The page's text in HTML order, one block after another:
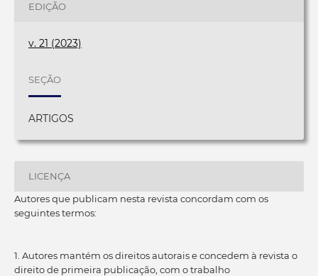
EDIÇÃO
v. 21 (2023)
SEÇÃO
ARTIGOS
LICENÇA
Autores que publicam nesta revista concordam com os
seguintes termos:
1. Autores mantém os direitos autorais e concedem à revista o
direito de primeira publicação, com o trabalho